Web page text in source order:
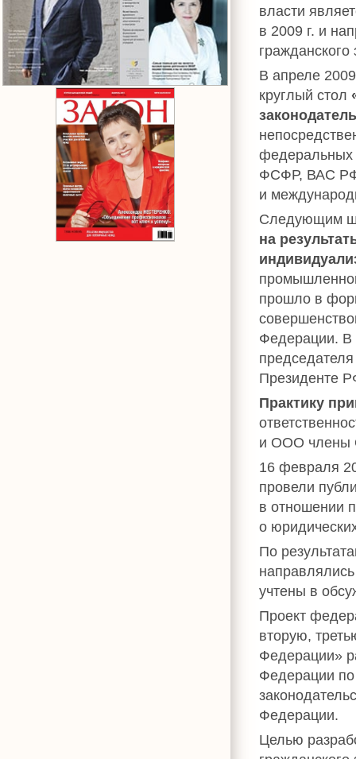
власти
в 2009 г. и
гражданского
В апреле
круглый стол
ФСФР, ВАС РФ,
и
Следующим
на
прошло в
Федерации. В
Президенте
Практику
и ООО члены
16 февраля
провели
в отношении
о
По
учтены в
Проект
вторую,
Федерации»
Федерации
Федерации.
Целью